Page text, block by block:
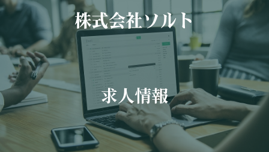
コ
ン
ツ
キ
ッ
プ
ナ
ー
シ
に
移
動
求人情報